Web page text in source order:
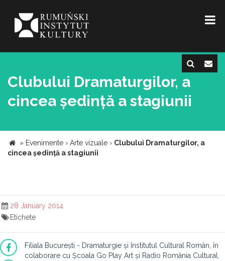
Clubului Dramaturgilor, a
cincea ședință a stagiunii
» Evenimente › Arte vizuale › Clubului Dramaturgilor, a
cincea ședință a stagiunii
28 January 2014
Etichete
Filiala București - Dramaturgie și Institutul Cultural Român, în
colaborare cu Școala Go Play Art și Radio România Cultural,